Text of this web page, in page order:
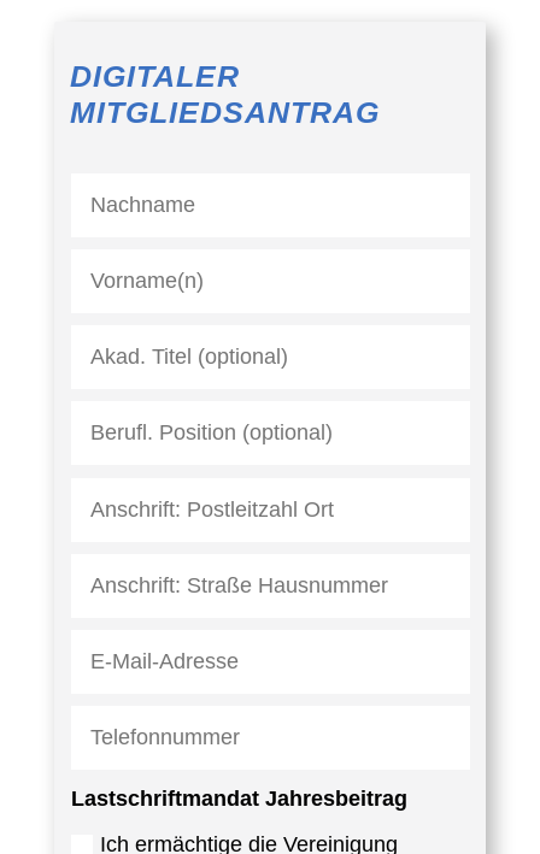
DIGITALER
MITGLIEDSANTRAG
Lastschriftmandat Jahresbeitrag
Ich ermächtige die Vereinigung